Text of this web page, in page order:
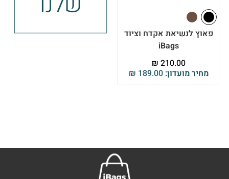
פאוץ לנשיאת אקדח וציוד
iBags
מחיר מועדון: ₪ 189.00
₪ 210.00